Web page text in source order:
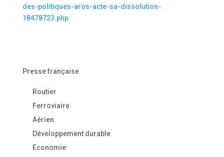
des-politiques-aros-acte-sa-dissolution-
18478723.php
Presse française
Routier
Ferroviaire
Aérien
Développement durable
Economie